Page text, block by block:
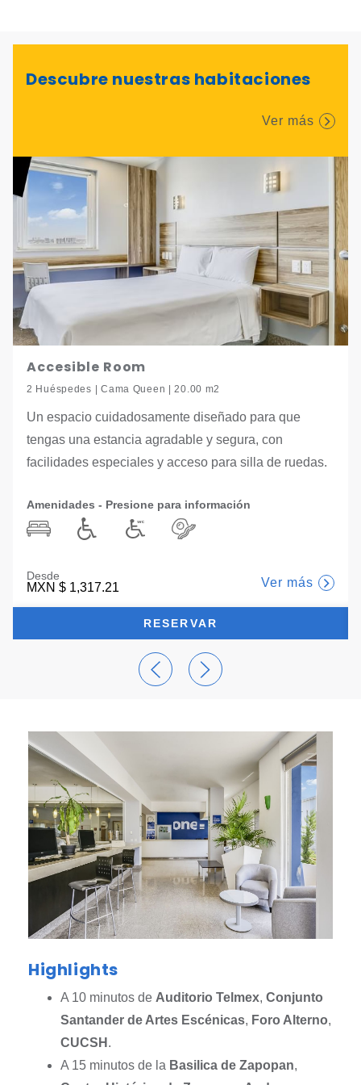
Descubre nuestras habitaciones
Ver más
Accesible Room
2 Huéspedes | Cama Queen | 20.00 m2
Un espacio cuidadosamente diseñado para que
tengas una estancia agradable y segura, con
facilidades especiales y acceso para silla de ruedas.
Amenidades - Presione para información
Desde
MXN $ 1,317.21 Ver más
RESERVAR
Highlights
A 10 minutos de Auditorio Telmex, Conjunto
Santander de Artes Escénicas, Foro Alterno,
CUCSH .
A 15 minutos de la Basilica de Zapopan,